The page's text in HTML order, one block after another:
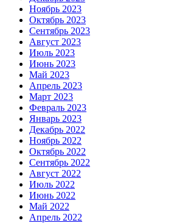
Ноябрь 2023
Октябрь 2023
Сентябрь 2023
Август 2023
Июль 2023
Июнь 2023
Май 2023
Апрель 2023
Март 2023
Февраль 2023
Январь 2023
Декабрь 2022
Ноябрь 2022
Октябрь 2022
Сентябрь 2022
Август 2022
Июль 2022
Июнь 2022
Май 2022
Апрель 2022